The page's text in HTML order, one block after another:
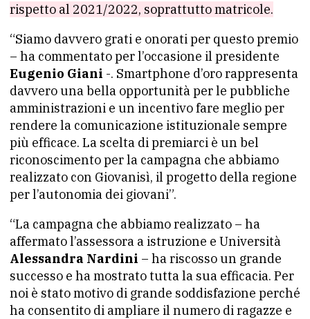
rispetto al 2021/2022, soprattutto matricole.
“Siamo davvero grati e onorati per questo premio
– ha commentato per l’occasione il presidente
Eugenio Giani -. Smartphone d’oro rappresenta
davvero una bella opportunità per le pubbliche
amministrazioni e un incentivo fare meglio per
rendere la comunicazione istituzionale sempre
più efficace. La scelta di premiarci è un bel
riconoscimento per la campagna che abbiamo
realizzato con Giovanisì, il progetto della regione
per l’autonomia dei giovani”.
“La campagna che abbiamo realizzato – ha
affermato l’assessora a istruzione e Università
Alessandra Nardini – ha riscosso un grande
successo e ha mostrato tutta la sua efficacia. Per
noi è stato motivo di grande soddisfazione perché
ha consentito di ampliare il numero di ragazze e